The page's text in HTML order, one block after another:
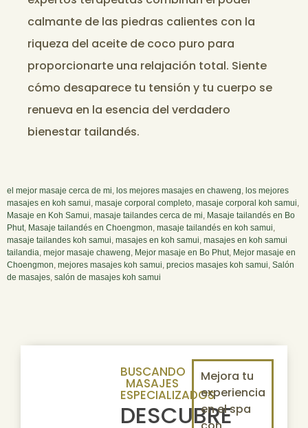
calmante de las piedras calientes con la
riqueza del aceite de coco puro para
proporcionarte una relajación total. Siente
cómo desaparece tu tensión y tu cuerpo se
renueva en la esencia del verdadero
bienestar tailandés.
el mejor masaje cerca de mi los mejores masajes en chaweng los mejores
masajes en koh samui masaje corporal completo masaje corporal koh samui
Masaje en Koh Samui masaje tailandes cerca de mi Masaje tailandés en Bo
Phut Masaje tailandés en Choengmon masaje tailandés en koh samui
masaje tailandes koh samui masajes en koh samui masajes en koh samui
tailandia mejor masaje chaweng Mejor masaje en Bo Phut Mejor masaje en
Choengmon mejores masajes koh samui precios masajes koh samui Salón
de masajes salón de masajes koh samui
BUSCANDO
MASAJES
ESPECIALIZADOS
DESCUBRE
Mejora tu
experiencia
en el spa